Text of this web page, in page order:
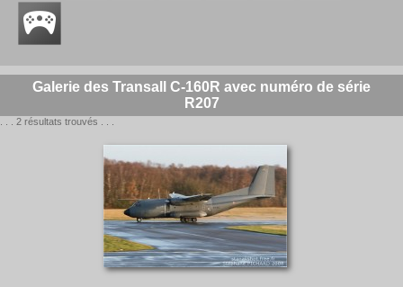
Galerie des Transall C-160R avec numéro de série
R207
. . . 2 résultats trouvés . . .